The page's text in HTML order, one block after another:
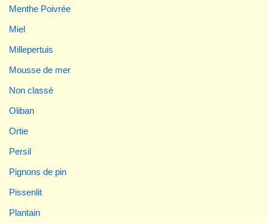
Menthe Poivrée
Miel
Millepertuis
Mousse de mer
Non classé
Oliban
Ortie
Persil
Pignons de pin
Pissenlit
Plantain